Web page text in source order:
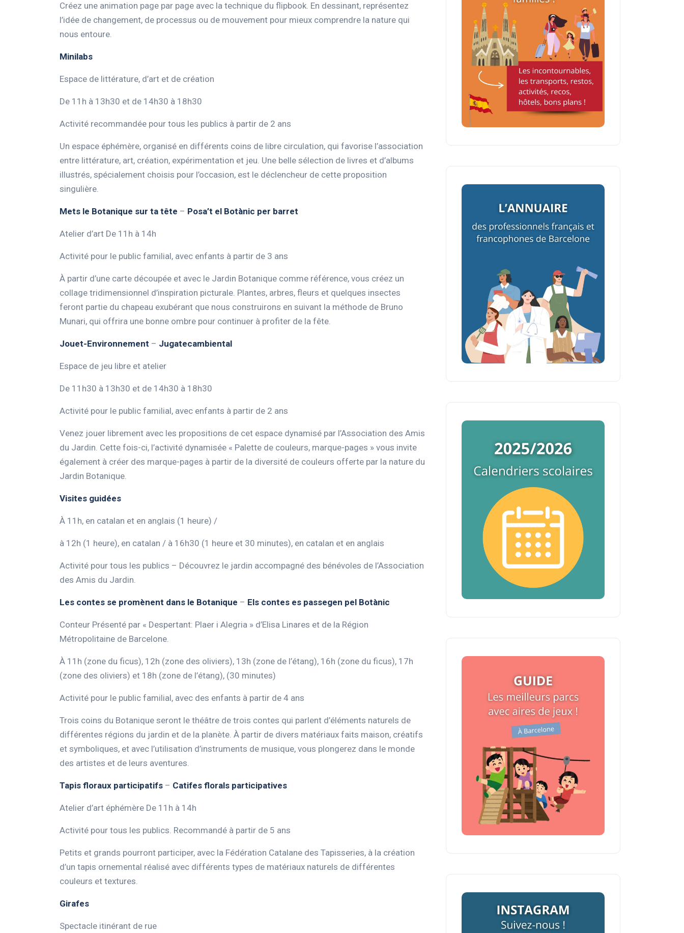
Créez une animation page par page avec la technique du flipbook. En dessinant, représentez
l’idée de changement, de processus ou de mouvement pour mieux comprendre la nature qui
nous entoure.
Minilabs
Espace de littérature, d’art et de création
De 11h à 13h30 et de 14h30 à 18h30
Activité recommandée pour tous les publics à partir de 2 ans
Un espace éphémère, organisé en différents coins de libre circulation, qui favorise l’association
entre littérature, art, création, expérimentation et jeu. Une belle sélection de livres et d’albums
illustrés, spécialement choisis pour l’occasion, est le déclencheur de cette proposition
singulière.
Mets le Botanique sur ta tête – Posa’t el Botànic per barret
Atelier d’art De 11h à 14h
Activité pour le public familial, avec enfants à partir de 3 ans
À partir d’une carte découpée et avec le Jardin Botanique comme référence, vous créez un
collage tridimensionnel d’inspiration picturale. Plantes, arbres, fleurs et quelques insectes
feront partie du chapeau exubérant que nous construirons en suivant la méthode de Bruno
Munari, qui offrira une bonne ombre pour continuer à profiter de la fête.
Jouet-Environnement – Jugatecambiental
Espace de jeu libre et atelier
De 11h30 à 13h30 et de 14h30 à 18h30
Activité pour le public familial, avec enfants à partir de 2 ans
Venez jouer librement avec les propositions de cet espace dynamisé par l’Association des Amis
du Jardin. Cette fois-ci, l’activité dynamisée « Palette de couleurs, marque-pages » vous invite
également à créer des marque-pages à partir de la diversité de couleurs offerte par la nature du
Jardin Botanique.
Visites guidées
À 11h, en catalan et en anglais (1 heure) /
à 12h (1 heure), en catalan / à 16h30 (1 heure et 30 minutes), en catalan et en anglais
Activité pour tous les publics – Découvrez le jardin accompagné des bénévoles de l’Association
des Amis du Jardin.
Les contes se promènent dans le Botanique – Els contes es passegen pel Botànic
Conteur Présenté par « Despertant: Plaer i Alegria » d’Elisa Linares et de la Région
Métropolitaine de Barcelone.
À 11h (zone du ficus), 12h (zone des oliviers), 13h (zone de l’étang), 16h (zone du ficus), 17h
(zone des oliviers) et 18h (zone de l’étang), (30 minutes)
Activité pour le public familial, avec des enfants à partir de 4 ans
Trois coins du Botanique seront le théâtre de trois contes qui parlent d’éléments naturels de
différentes régions du jardin et de la planète. À partir de divers matériaux faits maison, créatifs
et symboliques, et avec l’utilisation d’instruments de musique, vous plongerez dans le monde
des artistes et de leurs aventures.
Tapis floraux participatifs – Catifes florals participatives
Atelier d’art éphémère De 11h à 14h
Activité pour tous les publics. Recommandé à partir de 5 ans
Petits et grands pourront participer, avec la Fédération Catalane des Tapisseries, à la création
d’un tapis ornemental réalisé avec différents types de matériaux naturels de différentes
couleurs et textures.
Girafes
Spectacle itinérant de rue